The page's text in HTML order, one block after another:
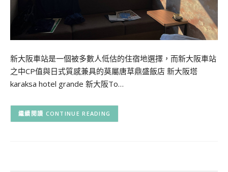
新大阪車站是一個被多數人低估的住宿地選擇，而新大阪車站
之中CP值與日式質感兼具的莫屬唐草鼎盛飯店 新大阪塔
karaksa hotel grande 新大阪To…
CONTINUE READING